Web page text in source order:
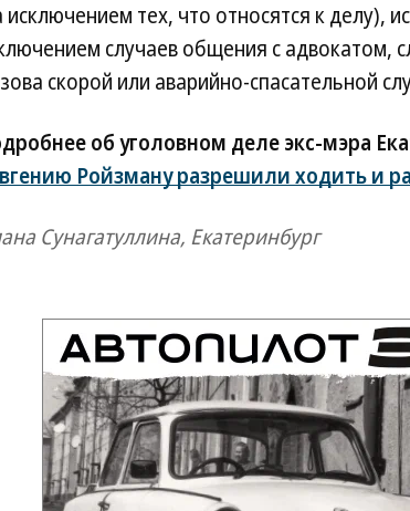
исключением тех, что относятся к делу),
случаев общения с адвокатом,
скорой или аварийно-спасательной
об уголовном деле экс-мэра
Ройзману разрешили ходить и
Сунагатуллина, Екатеринбург